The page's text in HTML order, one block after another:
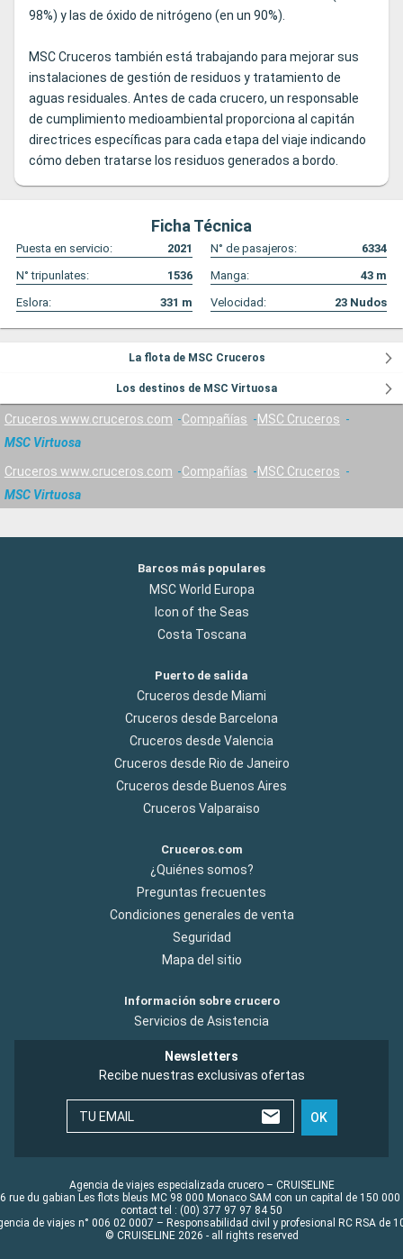
98%) y las de óxido de nitrógeno (en un 90%).
MSC Cruceros también está trabajando para mejorar sus
instalaciones de gestión de residuos y tratamiento de
aguas residuales. Antes de cada crucero, un responsable
de cumplimiento medioambiental proporciona al capitán
directrices específicas para cada etapa del viaje indicando
cómo deben tratarse los residuos generados a bordo.
Ficha Técnica
Puesta en servicio: 2021 N° de pasajeros:
6334
N° tripunlates:
1536 Manga: 43 m
Eslora:
331 m Velocidad: 23 Nudos
La flota de MSC Cruceros
Los destinos de MSC Virtuosa
Cruceros www.cruceros.com Compañías
MSC Cruceros
MSC Virtuosa
Cruceros www.cruceros.com Compañías
MSC Cruceros
MSC Virtuosa
Barcos más populares
MSC World Europa
Icon of the Seas
Costa Toscana
Puerto de salida
Cruceros desde Miami
Cruceros desde Barcelona
Cruceros desde Valencia
Cruceros desde Rio de Janeiro
Cruceros desde Buenos Aires
Cruceros Valparaiso
Cruceros.com
¿Quiénes somos?
Preguntas frecuentes
Condiciones generales de venta
Seguridad
Mapa del sitio
Información sobre crucero
Servicios de Asistencia
Newsletters
Recibe nuestras exclusivas ofertas
TU EMAIL OK
Agencia de viajes especializada crucero – CRUISELINE
rue du gabian Les flots bleus MC 98 000 Monaco SAM con un capital de 150 000
contact tel : (00) 377 97 97 84 50
de viajes n° 006 02 0007 – Responsabilidad civil y profesional RC RSA de
© CRUISELINE 2026 - all rights reserved